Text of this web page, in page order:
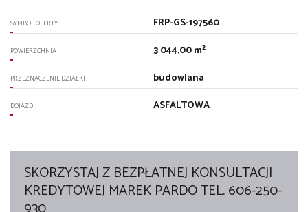
SYMBOL OFERTY FRP-GS-197560
POWIERZCHNIA 3 044,00 m²
PRZEZNACZENIE DZIAŁKI budowlana
DOJAZD ASFALTOWA
SKORZYSTAJ Z BEZPŁATNEJ KONSULTACJI
KREDYTOWEJ MAREK PARDO TEL. 606-250-